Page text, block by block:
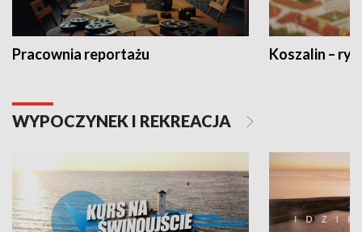
Pracownia reportażu Koszalin –
WYPOCZYNEK I REKREACJA